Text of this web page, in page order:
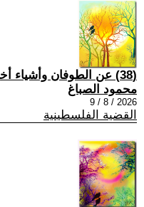
(38) عن الطوفان وأشياء أخرى (66)
محمود الصباغ
2026 / 8 / 9
القضية الفلسطينية